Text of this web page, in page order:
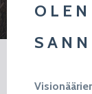
O L E N
S A N N